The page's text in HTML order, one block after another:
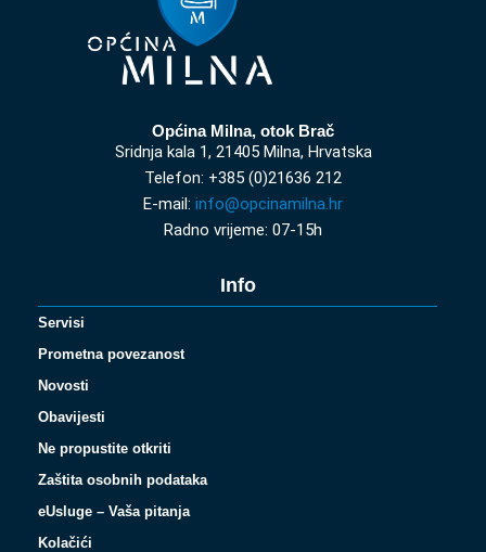
Općina Milna, otok Brač
Sridnja kala 1, 21405 Milna, Hrvatska
Telefon: +385 (0)21636 212
E-mail: info@opcinamilna.hr
Radno vrijeme: 07-15h
Info
Servisi
Prometna povezanost
Novosti
Obavijesti
Ne propustite otkriti
Zaštita osobnih podataka
eUsluge – Vaša pitanja
Kolačići